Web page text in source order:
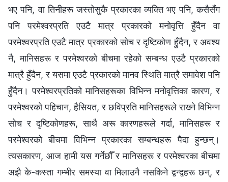
भए पनि, वा तिनीहरू जस्तोसुकै प्रकारका व्यक्ति भए पनि, कसैसँग
पनि परमेश्‍वरप्रति एउटै मात्र प्रकारको मनोवृत्ति हुँदैन वा
परमेश्‍वरप्रति एउटै मात्र प्रकारको सोच र दृष्टिकोण हुँदैन, र अवश्य
नै, मानिसहरू र परमेश्‍वरको बीचमा रहेको सम्बन्ध एउटै प्रकारको
मात्रै हुँदैन, र यसमा एउटै प्रकारको मानव स्थिति मात्रै समावेश पनि
हुँदैन। परमेश्‍वरप्रतिको मानिसहरूका विभिन्‍न मनोवृत्तिका कारण, र
परमेश्‍वरको पहिचान, हैसियत, र छविप्रति मानिसहरूले राख्‍ने विभिन्‍न
सोच र दृष्टिकोणहरू, साथै अरू कारणहरूले गर्दा, मानिसहरू र
परमेश्‍वरको बीचमा विभिन्‍न प्रकारका सम्बन्धहरू पैदा हुन्छन्।
त्यसकारण, आज हामी यस गर्नेछौँ र मानिसहरू र परमेश्‍वरका बीचमा
अझै के-कस्ता गम्भीर समस्या वा मिलाउनै नसकिने द्वन्द्वहरू छन्, र